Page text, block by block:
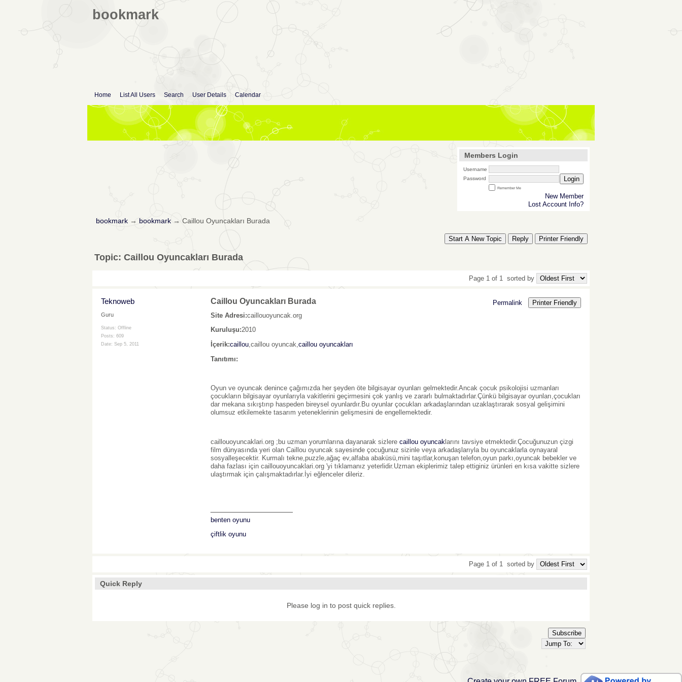
bookmark
Home List All Users Search User Details Calendar
Members Login
Username
Password
Login
Remember Me
New Member
Lost Account Info?
bookmark→ bookmark→ Caillou Oyuncakları Burada
Start A New Topic Reply Printer Friendly
Topic: Caillou Oyuncakları Burada
Page 1 of 1 sorted by
Teknoweb
Guru
Status: Offline
Posts: 609
Date: Sep 5, 2011
Caillou Oyuncakları Burada Permalink
Printer Friendly
Site Adresi:caillouoyuncak.org
Kuruluşu:2010
İçerik:caillou,caillou oyuncak,caillou oyuncakları
Tanıtımı:
Oyun ve oyuncak denince çağımızda her şeyden öte bilgisayar oyunları gelmektedir.Ancak çocuk psikolojisi uzmanları
çocukların bilgisayar oyunlarıyla vakitlerini geçirmesini çok yanlış ve zararlı bulmaktadırlar.Çünkü bilgisayar oyunları,çocukları
dar mekana sıkıştırıp haspeden bireysel oyunlardır.Bu oyunlar çocukları arkadaşlarından uzaklaştırarak sosyal gelişimini
olumsuz etkilemekte tasarım yeteneklerinin gelişmesini de engellemektedir.
caillouoyuncaklari.org ;bu uzman yorumlarına dayanarak sizlere caillou oyuncak larını tavsiye etmektedir.Çocuğunuzun çizgi
film dünyasında yeri olan Caillou oyuncak sayesinde çocuğunuz sizinle veya arkadaşlarıyla bu oyuncaklarla oynayaral
sosyalleşecektir. Kurmalı tekne,puzzle,ağaç ev,alfaba abaküsü,mini taşıtlar,konuşan telefon,oyun parkı,oyuncak bebekler ve
daha fazlası için caillouoyuncaklari.org 'yi tıklamanız yeterlidir.Uzman ekiplerimiz talep ettiginiz ürünleri en kısa vakitte sizlere
ulaştırmak için çalışmaktadırlar.İyi eğlenceler dileriz.
benten oyunu
çiftlik oyunu
Page 1 of 1 sorted by
Quick Reply
Please log in to post quick replies.
Subscribe